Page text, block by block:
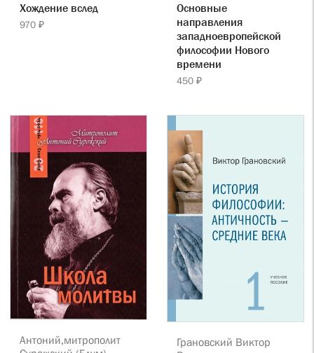
Хождение вслед
970 ₽
Основные
направления
западноевропейской
философии Нового
времени
450 ₽
Антоний,митрополит
Грановский Виктор